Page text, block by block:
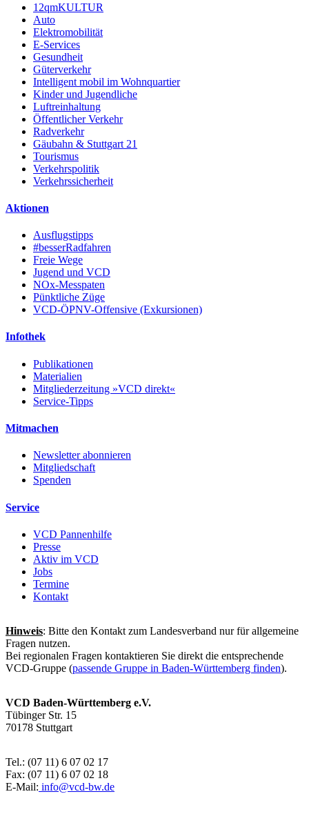
12qmKULTUR
Auto
Elektromobilität
E-Services
Gesundheit
Güterverkehr
Intelligent mobil im Wohnquartier
Kinder und Jugendliche
Luftreinhaltung
Öffentlicher Verkehr
Radverkehr
Gäubahn & Stuttgart 21
Tourismus
Verkehrspolitik
Verkehrssicherheit
Aktionen
Ausflugstipps
#besserRadfahren
Freie Wege
Jugend und VCD
NOx-Messpaten
Pünktliche Züge
VCD-ÖPNV-Offensive (Exkursionen)
Infothek
Publikationen
Materialien
Mitgliederzeitung »VCD direkt«
Service-Tipps
Mitmachen
Newsletter abonnieren
Mitgliedschaft
Spenden
Service
VCD Pannenhilfe
Presse
Aktiv im VCD
Jobs
Termine
Kontakt
Hinweis: Bitte den Kontakt zum Landesverband nur für allgemeine
Fragen nutzen.
Bei regionalen Fragen kontaktieren Sie direkt die entsprechende
VCD-Gruppe (passende Gruppe in Baden-Württemberg finden).
VCD Baden-Württemberg e.V.
Tübinger Str. 15
70178 Stuttgart
Tel.: (07 11) 6 07 02 17
Fax: (07 11) 6 07 02 18
E-Mail: info@vcd-bw.de